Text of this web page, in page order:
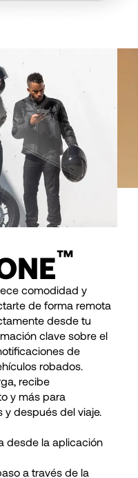
™
comodidad y
de forma remota
desde tu
clave sobre el
de
robados.
recibe
y más para
después del viaje.
desde la aplicación
a través de la